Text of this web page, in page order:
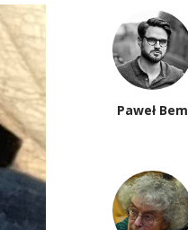
Paweł Bem